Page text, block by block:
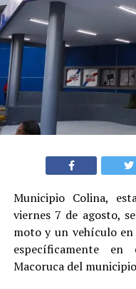
Municipio Colina,
viernes 7 de agosto,
moto y un vehículo
específicamente
Macoruca del